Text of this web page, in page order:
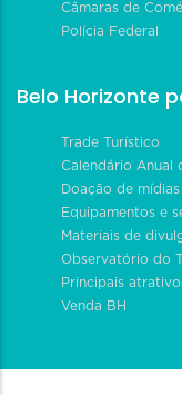
Câmaras de
Polícia Federal
Belo Horizonte
Trade Turístico
Calendário Anual
Doação de mídias
Equipamentos e
Materiais de
Observatório do
Principais
Venda BH